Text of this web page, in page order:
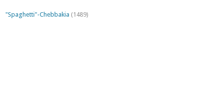
"Spaghetti"-Chebbakia (1489)